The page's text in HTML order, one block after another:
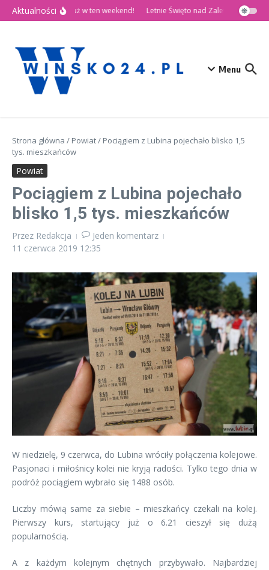
Przejdź do treści
Aktualności
🎉 Dni Wińska 2026 już w ten weekend! Letnie Święto nad Zalewem Słup
Menu
Strona główna / Powiat/ Pociągiem z Lubina pojechało blisko 1,5
tys. mieszkańców
Powiat
Pociągiem z Lubina pojechało
blisko 1,5 tys. mieszkańców
Przez Redakcja
Jeden komentarz
11 czerwca 2019 12:35
W niedzielę, 9 czerwca, do Lubina wróciły połączenia kolejowe.
Pasjonaci i miłośnicy kolei nie kryją radości. Tylko tego dnia w
podróż pociągiem wybrało się 1488 osób.
Liczby mówią same za siebie – mieszkańcy czekali na kolej.
Pierwszy kurs, startujący już o 6.21 cieszył się dużą
popularnością.
A z każdym kolejnym chętnych przybywało. Najbardziej